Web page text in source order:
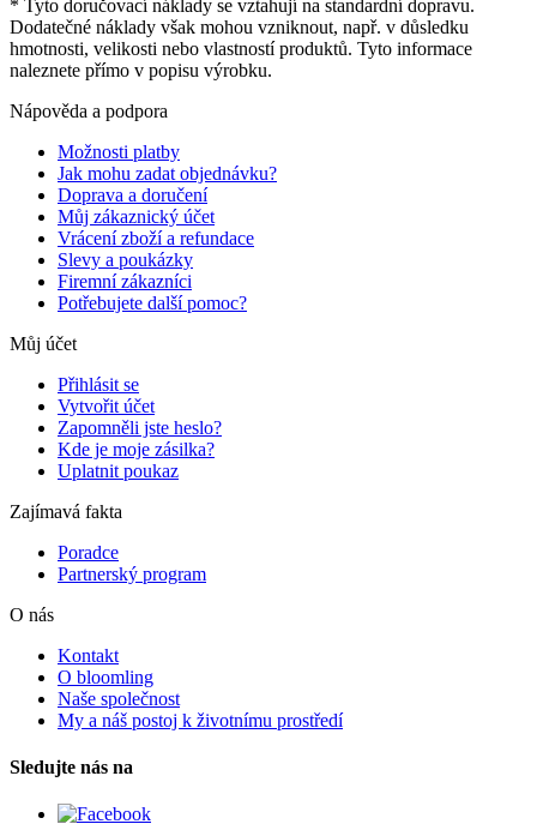
* Tyto doručovací náklady se vztahují na standardní dopravu.
Dodatečné náklady však mohou vzniknout, např. v důsledku
hmotnosti, velikosti nebo vlastností produktů. Tyto informace
naleznete přímo v popisu výrobku.
Nápověda a podpora
Možnosti platby
Jak mohu zadat objednávku?
Doprava a doručení
Můj zákaznický účet
Vrácení zboží a refundace
Slevy a poukázky
Firemní zákazníci
Potřebujete další pomoc?
Můj účet
Přihlásit se
Vytvořit účet
Zapomněli jste heslo?
Kde je moje zásilka?
Uplatnit poukaz
Zajímavá fakta
Poradce
Partnerský program
O nás
Kontakt
O bloomling
Naše společnost
My a náš postoj k životnímu prostředí
Sledujte nás na